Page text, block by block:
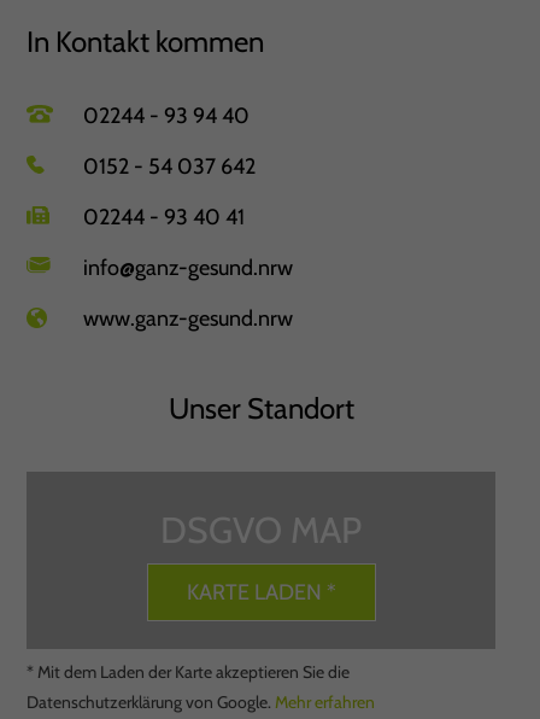
In Kontakt kommen
02244 - 93 94 40
0152 - 54 037 642
02244 - 93 40 41
info@ganz-gesund.nrw
www.ganz-gesund.nrw
Unser Standort
DSGVO MAP
KARTE LADEN *
* Mit dem Laden der Karte akzeptieren Sie die
Datenschutzerklärung von Google. Mehr erfahren